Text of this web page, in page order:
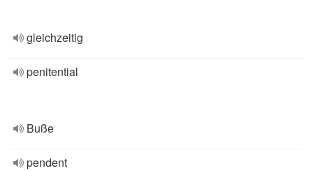
gleichzeitig
penitential
Buße
pendent